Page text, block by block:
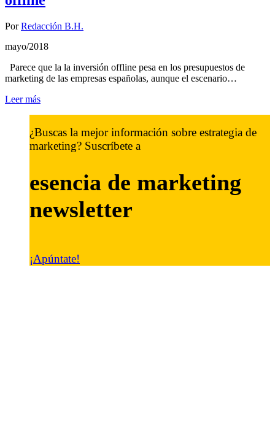
PorRedacción B.H.
mayo/2018
Parece que la la inversión offline pesa en los presupuestos de
marketing de las empresas españolas, aunque el escenario…
Leer más
¿Buscas la mejor información sobre estrategia de
marketing? Suscríbete a
esencia de marketing
newsletter
¡Apúntate!